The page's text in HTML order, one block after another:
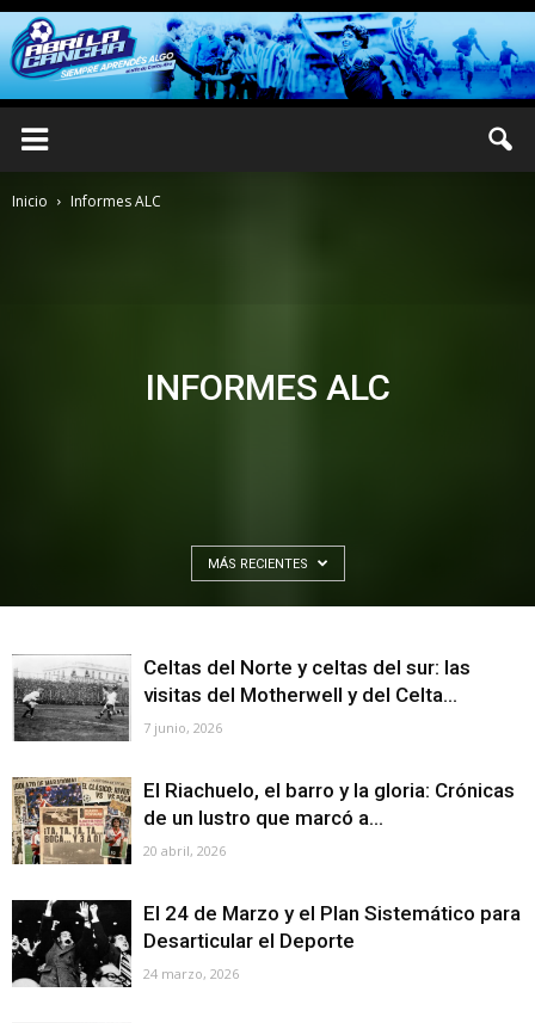
Inicio Informes ALC
INFORMES ALC
MÁS RECIENTES
Celtas del Norte y celtas del sur: las
visitas del Motherwell y del Celta...
7 junio, 2026
El Riachuelo, el barro y la gloria: Crónicas
de un lustro que marcó a...
20 abril, 2026
El 24 de Marzo y el Plan Sistemático para
Desarticular el Deporte
24 marzo, 2026